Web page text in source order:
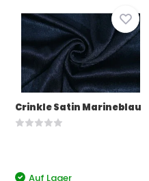
Crinkle Satin Marineblau
Auf Lager